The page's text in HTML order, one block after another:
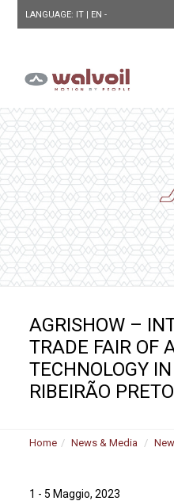
LANGUAGE: IT | EN-
AGRISHOW –
TRADE FAIR OF
TECHNOLOGY
RIBEIRÃO
Home News & Media
1 - 5 Maggio, 2023